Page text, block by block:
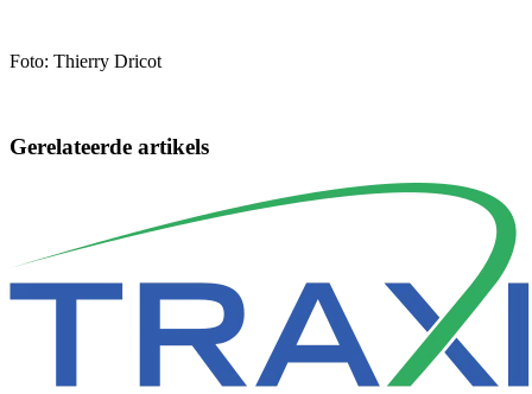
Foto: Thierry Dricot
Gerelateerde artikels